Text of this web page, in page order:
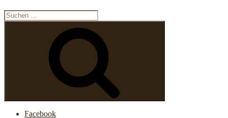
Suche
nach:
Facebook